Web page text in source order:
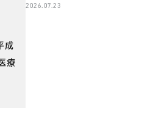
成
療
2026.07.23